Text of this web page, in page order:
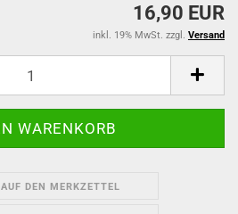
16,90 EUR
inkl. 19% MwSt. zzgl. Versand
AUF DEN MERKZETTEL